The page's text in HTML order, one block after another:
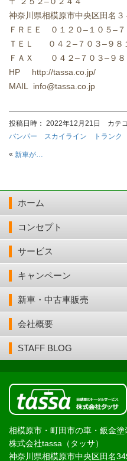
神奈川県相模原市中央区田名３
ＦＲＥＥ ０１２０– １０５–
ＴＥＬ
０４２– ７０３–９８
ＦＡＸ
０４２– ７０３–９
HP http://tassa.co.jp/
MAIL info@tassa.co.jp
投稿日時： 2022年12月21日 カテ
バンパー スカイライン トラン
« 新車が…
ホーム
コンセプト
サービス
キャンペーン
新車・中古車販売
会社概要
STAFF BLOG
相模原市・町田市の車・鈑金塗
株式会社tassa（タッサ）
神奈川県相模原市中央区田名